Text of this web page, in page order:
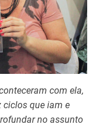
com ela,
ciclos que iam e
no assunto